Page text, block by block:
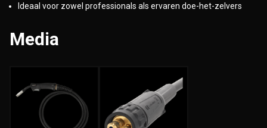
Ideaal voor zowel professionals als ervaren doe-het-zelvers
Media